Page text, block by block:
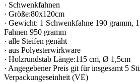
· Schwenkfahnen
· Größe:80x120cm
· Gewicht: 1 Schwenkfahne 190 gramm,
Fahnen 950 gramm
· alle Steifen genäht
· aus Polyesterwirkware
· Holzrundstab Länge:115 cm, Ø 1,5cm
· Angegebener Preis git für insgesamt 5
Verpackungeseinheit (VE)